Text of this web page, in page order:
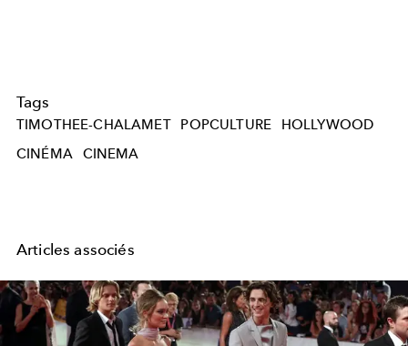
Tags
TIMOTHEE-CHALAMET POPCULTURE
HOLLYWOOD
CINÉMA
CINEMA
Articles associés